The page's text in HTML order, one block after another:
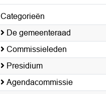
Categorieën
De gemeenteraad
Commissieleden
Presidium
Agendacommissie